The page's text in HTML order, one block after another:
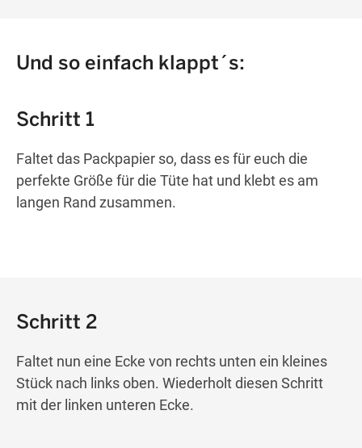
Und so einfach klappt´s:
Schritt 1
Faltet das Packpapier so, dass es für euch die
perfekte Größe für die Tüte hat und klebt es am
langen Rand zusammen.
Schritt 2
Faltet nun eine Ecke von rechts unten ein kleines
Stück nach links oben. Wiederholt diesen Schritt
mit der linken unteren Ecke.